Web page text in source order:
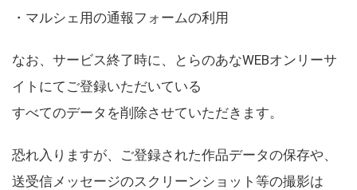
・マルシェ用の通報フォームの利用
なお、サービス終了時に、とらのあなWEBオンリーサ
イトにてご登録いただいている
すべてのデータを削除させていただきます。
恐れ入りますが、ご登録された作品データの保存や、
送受信メッセージのスクリーンショット等の撮影は